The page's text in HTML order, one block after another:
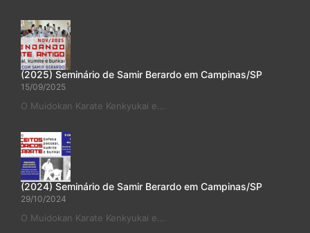
(2025) Seminário de Samir Berardo em Campinas/SP
15/09/2025
O Muidokan Karate Kenkyukai e...
(2024) Seminário de Samir Berardo em Campinas/SP
29/10/2024
O Muidokan Karate Kenkyukai e...